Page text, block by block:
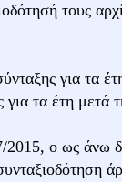
τους
για τα
τα έτη μετά
ο ως άνω